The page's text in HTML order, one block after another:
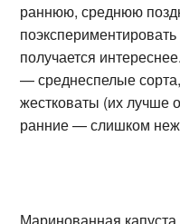
раннюю, среднюю
получается
— среднеспелые
жестковаты (их лучше
ранние — слишком